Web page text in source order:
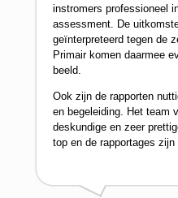
instromers professioneel
assessment . De
geïnterpreteerd tegen de
Primair komen daarmee
beeld.
Ook zijn de rapporten
en begeleiding. Het team
deskundige en zeer
top en de rapportages zijn